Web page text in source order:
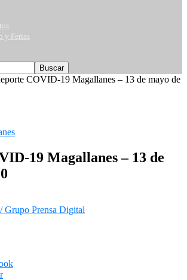
y Ferias
COVID-19 Magallanes – 13 de mayo de
19 Magallanes – 13 de
Grupo Prensa Digital